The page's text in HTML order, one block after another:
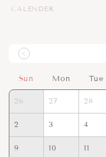
CALENDER
Sun Mon Tue
26 27 28
2 3 4
9 10 11